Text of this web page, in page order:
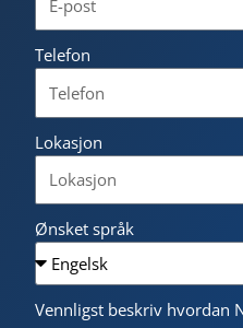
Telefon
Lokasjon
Ønsket språk
Vennligst beskriv hvordan